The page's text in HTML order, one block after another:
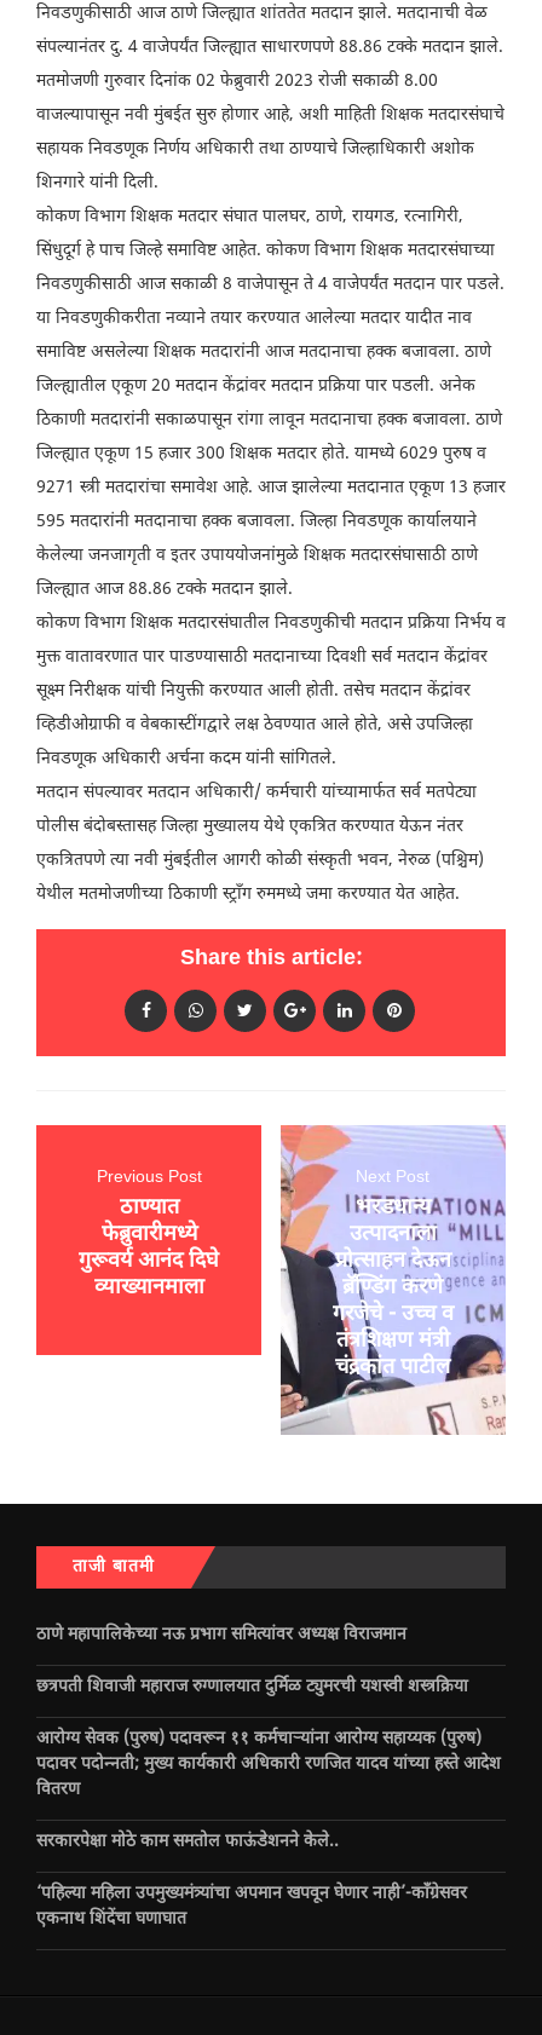
निवडणुकीसाठी आज ठाणे जिल्ह्यात शांततेत मतदान झाले. मतदानाची वेळ
संपल्यानंतर दु. 4 वाजेपर्यंत जिल्ह्यात साधारणपणे 88.86 टक्के मतदान झाले.
मतमोजणी गुरुवार दिनांक 02 फेब्रुवारी 2023 रोजी सकाळी 8.00
वाजल्यापासून नवी मुंबईत सुरु होणार आहे, अशी माहिती शिक्षक मतदारसंघाचे
सहायक निवडणूक निर्णय अधिकारी तथा ठाण्याचे जिल्हाधिकारी अशोक
शिनगारे यांनी दिली.
कोकण विभाग शिक्षक मतदार संघात पालघर, ठाणे, रायगड, रत्नागिरी,
सिंधुदूर्ग हे पाच जिल्हे समाविष्ट आहेत. कोकण विभाग शिक्षक मतदारसंघाच्या
निवडणुकीसाठी आज सकाळी 8 वाजेपासून ते 4 वाजेपर्यंत मतदान पार पडले.
या निवडणुकीकरीता नव्याने तयार करण्यात आलेल्या मतदार यादीत नाव
समाविष्ट असलेल्या शिक्षक मतदारांनी आज मतदानाचा हक्क बजावला. ठाणे
जिल्ह्यातील एकूण 20 मतदान केंद्रांवर मतदान प्रक्रिया पार पडली. अनेक
ठिकाणी मतदारांनी सकाळपासून रांगा लावून मतदानाचा हक्क बजावला. ठाणे
जिल्ह्यात एकूण 15 हजार 300 शिक्षक मतदार होते. यामध्ये 6029 पुरुष व
9271 स्त्री मतदारांचा समावेश आहे. आज झालेल्या मतदानात एकूण 13 हजार
595 मतदारांनी मतदानाचा हक्क बजावला. जिल्हा निवडणूक कार्यालयाने
केलेल्या जनजागृती व इतर उपाययोजनांमुळे शिक्षक मतदारसंघासाठी ठाणे
जिल्ह्यात आज 88.86 टक्के मतदान झाले.
कोकण विभाग शिक्षक मतदारसंघातील निवडणुकीची मतदान प्रक्रिया निर्भय व
मुक्त वातावरणात पार पाडण्यासाठी मतदानाच्या दिवशी सर्व मतदान केंद्रांवर
सूक्ष्म निरीक्षक यांची नियुक्ती करण्यात आली होती. तसेच मतदान केंद्रांवर
व्हिडीओग्राफी व वेबकास्टींगद्वारे लक्ष ठेवण्यात आले होते, असे उपजिल्हा
निवडणूक अधिकारी अर्चना कदम यांनी सांगितले.
मतदान संपल्यावर मतदान अधिकारी/ कर्मचारी यांच्यामार्फत सर्व मतपेट्या
पोलीस बंदोबस्तासह जिल्हा मुख्यालय येथे एकत्रित करण्यात येऊन नंतर
एकत्रितपणे त्या नवी मुंबईतील आगरी कोळी संस्कृती भवन, नेरुळ (पश्चिम)
येथील मतमोजणीच्या ठिकाणी स्ट्राँग रुममध्ये जमा करण्यात येत आहेत.
Share this article:
Previous Post
ठाण्यात
फेब्रुवारीमध्ये
गुरूवर्य आनंद दिघे
व्याख्यानमाला
Next Post
भरडधान्य
उत्पादनाला
प्रोत्साहन देऊन
ब्रॅण्डिंग करणे
गरजेचे - उच्च व
तंत्रशिक्षण मंत्री
चंद्रकांत पाटील
ताजी बातमी
ठाणे महापालिकेच्या नऊ प्रभाग समित्यांवर अध्यक्ष विराजमान
छत्रपती शिवाजी महाराज रुग्णालयात दुर्मिळ ट्युमरची यशस्वी शस्त्रक्रिया
आरोग्य सेवक (पुरुष) पदावरून ११ कर्मचाऱ्यांना आरोग्य सहाय्यक (पुरुष)
पदावर पदोन्नती; मुख्य कार्यकारी अधिकारी रणजित यादव यांच्या हस्ते आदेश
वितरण
सरकारपेक्षा मोठे काम समतोल फाऊंडेशनने केले..
‘पहिल्या महिला उपमुख्यमंत्र्यांचा अपमान खपवून घेणार नाही’-काँग्रेसवर
एकनाथ शिंदेंचा घणाघात